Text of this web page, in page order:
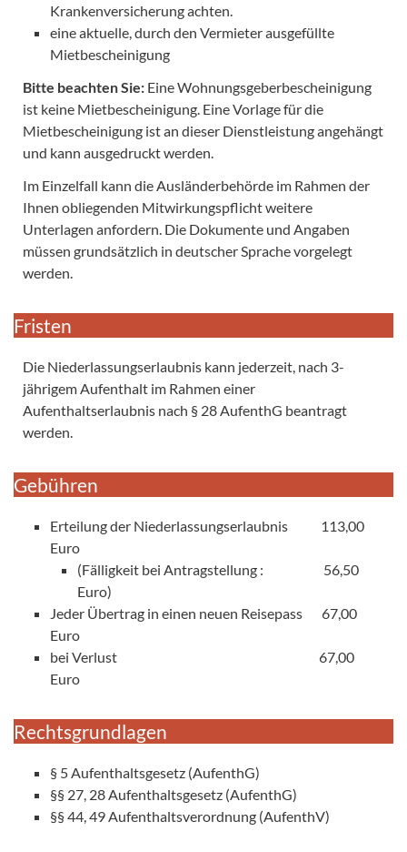
Krankenversicherung achten.
eine aktuelle, durch den Vermieter ausgefüllte
Mietbescheinigung
Bitte beachten Sie: Eine Wohnungsgeberbescheinigung
ist keine Mietbescheinigung. Eine Vorlage für die
Mietbescheinigung ist an dieser Dienstleistung angehängt
und kann ausgedruckt werden.
Im Einzelfall kann die Ausländerbehörde im Rahmen der
Ihnen obliegenden Mitwirkungspflicht weitere
Unterlagen anfordern. Die Dokumente und Angaben
müssen grundsätzlich in deutscher Sprache vorgelegt
werden.
Fristen
Die Niederlassungserlaubnis kann jederzeit, nach 3-
jährigem Aufenthalt im Rahmen einer
Aufenthaltserlaubnis nach § 28 AufenthG beantragt
werden.
Gebühren
Erteilung der Niederlassungserlaubnis 113,00
Euro
(Fälligkeit bei Antragstellung : 56,50
Euro)
Jeder Übertrag in einen neuen Reisepass 67,00
Euro
bei Verlust 67,00
Euro
Rechtsgrundlagen
§ 5 Aufenthaltsgesetz (AufenthG)
§§ 27, 28 Aufenthaltsgesetz (AufenthG)
§§ 44, 49 Aufenthaltsverordnung (AufenthV)